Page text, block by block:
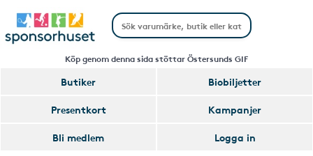
Köp genom denna sida stöttar Östersunds GIF
Butiker
Biobiljetter
Presentkort
Kampanjer
Bli medlem
Logga in